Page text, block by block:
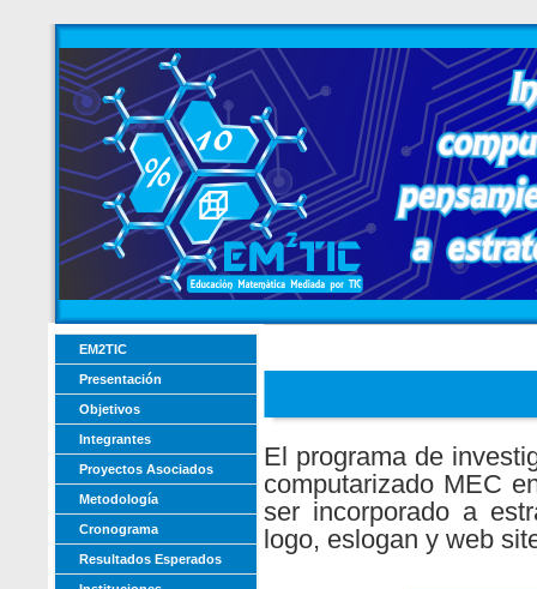
EM2TIC
Presentación
Objetivos
Integrantes
Proyectos Asociados
Metodología
Cronograma
Resultados Esperados
El programa de
computarizado MEC
ser incorporado a
logo, eslogan y web